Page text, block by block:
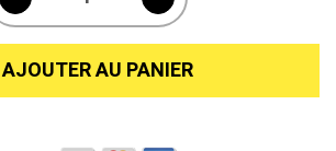
AJOUTER AU PANIER